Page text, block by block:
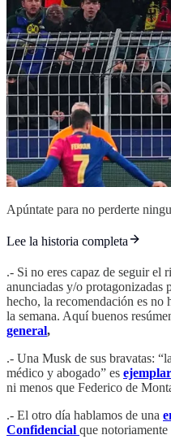
Apúntate para no perderte
Lee la historia completa
.- Si no eres capaz de seguir el
anunciadas y/o protagonizadas
hecho, la recomendación es no
la semana. Aquí buenos
general,
.- Una Musk de sus bravatas:
médico y abogado” es
ni menos que Federico de
.- El otro día hablamos de una
Confidencial que notoriamente